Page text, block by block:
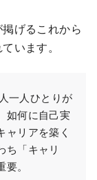
げるこれから
います。
一人ひとりが
如何に自己実
ャリアを築く
ち「キャリ
。